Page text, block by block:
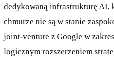
dedykowaną infrastrukturę AI,
chmurze nie są w stanie
joint-venture z Google w
logicznym rozszerzeniem